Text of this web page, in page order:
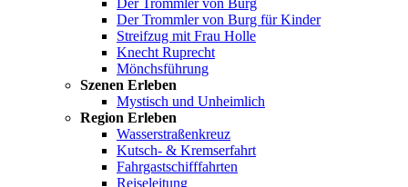
Der Trommler von Burg
Der Trommler von Burg für Kinder
Streifzug mit Frau Holle
Knecht Ruprecht
Mönchsführung
Szenen Erleben
Mystisch und Unheimlich
Region Erleben
Wasserstraßenkreuz
Kutsch- & Kremserfahrt
Fahrgastschifffahrten
Reiseleitung